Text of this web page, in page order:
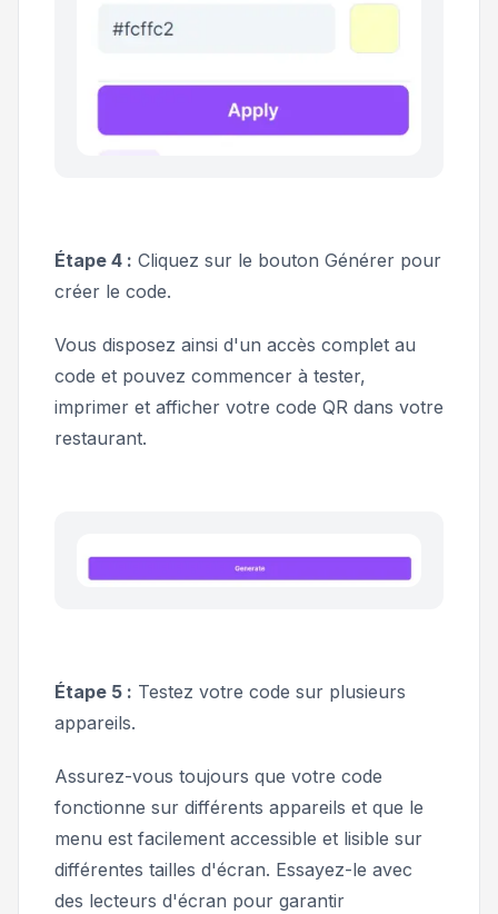
Étape 4 : Cliquez sur le bouton Générer pour
créer le code.
Vous disposez ainsi d'un accès complet au
code et pouvez commencer à tester,
imprimer et afficher votre code QR dans votre
restaurant.
Étape 5 : Testez votre code sur plusieurs
appareils.
Assurez-vous toujours que votre code
fonctionne sur différents appareils et que le
menu est facilement accessible et lisible sur
différentes tailles d'écran. Essayez-le avec
des lecteurs d'écran pour garantir